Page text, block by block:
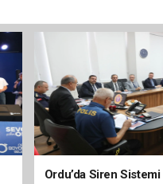
Ordu’da Siren